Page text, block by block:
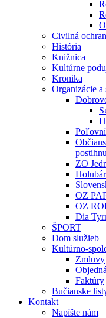
Civilná
História
Knižnica
Kultúrne
Kronika
Organizácie a
ZO
OZ
OZ
Dia
ŠPORT
Dom služieb
Kultúrno-
Zmluvy
Faktúry
Bučianske
Kontakt
Napíšte nám